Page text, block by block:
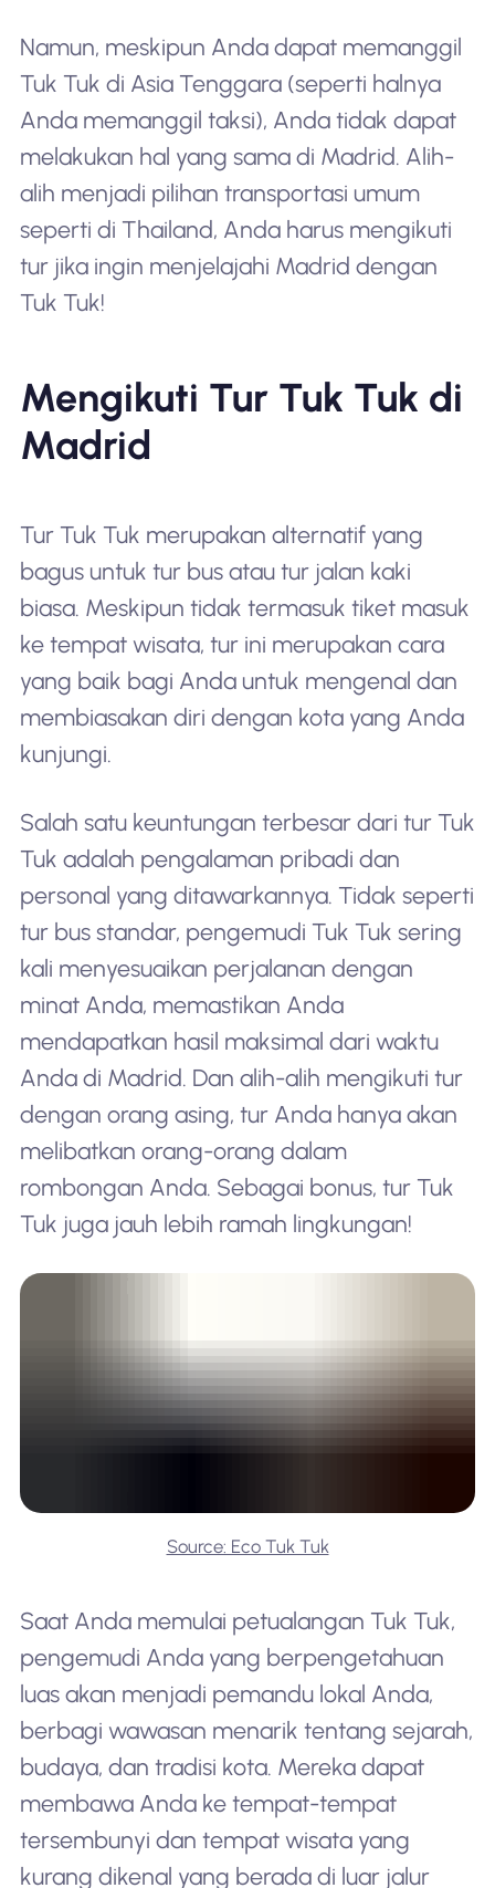
Namun, meskipun Anda dapat memanggil
Tuk Tuk di Asia Tenggara (seperti halnya
Anda memanggil taksi), Anda tidak dapat
melakukan hal yang sama di Madrid. Alih-
alih menjadi pilihan transportasi umum
seperti di Thailand, Anda harus mengikuti
tur jika ingin menjelajahi Madrid dengan
Tuk Tuk!
Mengikuti Tur Tuk Tuk di
Madrid
Tur Tuk Tuk merupakan alternatif yang
bagus untuk tur bus atau tur jalan kaki
biasa. Meskipun tidak termasuk tiket masuk
ke tempat wisata, tur ini merupakan cara
yang baik bagi Anda untuk mengenal dan
membiasakan diri dengan kota yang Anda
kunjungi.
Salah satu keuntungan terbesar dari tur Tuk
Tuk adalah pengalaman pribadi dan
personal yang ditawarkannya. Tidak seperti
tur bus standar, pengemudi Tuk Tuk sering
kali menyesuaikan perjalanan dengan
minat Anda, memastikan Anda
mendapatkan hasil maksimal dari waktu
Anda di Madrid. Dan alih-alih mengikuti tur
dengan orang asing, tur Anda hanya akan
melibatkan orang-orang dalam
rombongan Anda. Sebagai bonus, tur Tuk
Tuk juga jauh lebih ramah lingkungan!
Source: Eco Tuk Tuk
Saat Anda memulai petualangan Tuk Tuk,
pengemudi Anda yang berpengetahuan
luas akan menjadi pemandu lokal Anda,
berbagi wawasan menarik tentang sejarah,
budaya, dan tradisi kota. Mereka dapat
membawa Anda ke tempat-tempat
tersembunyi dan tempat wisata yang
kurang dikenal yang berada di luar jalur